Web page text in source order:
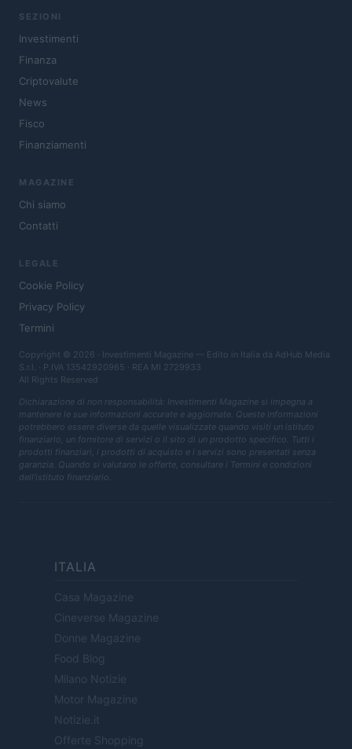
SEZIONI
Investimenti
Finanza
Criptovalute
News
Fisco
Finanziamenti
MAGAZINE
Chi siamo
Contatti
LEGALE
Cookie Policy
Privacy Policy
Termini
Copyright © 2026 · Investimenti Magazine — Edito in Italia da AdHub Media
S.r.l. · P.IVA 13542920965 · REA MI 2729933
All Rights Reserved
Dichiarazione di non responsabilità: Investimenti Magazine si impegna a
mantenere le sue informazioni accurate e aggiornate. Queste informazioni
potrebbero essere diverse da quelle visualizzate quando visiti un istituto
finanziario, un fornitore di servizi o il sito di un prodotto specifico. Tutti i
prodotti finanziari, i prodotti di acquisto e i servizi sono presentati senza
garanzia. Quando si valutano le offerte, consultare i Termini e condizioni
dell'istituto finanziario.
ITALIA
Casa Magazine
Cineverse Magazine
Donne Magazine
Food Blog
Milano Notizie
Motor Magazine
Notizie.it
Offerte Shopping